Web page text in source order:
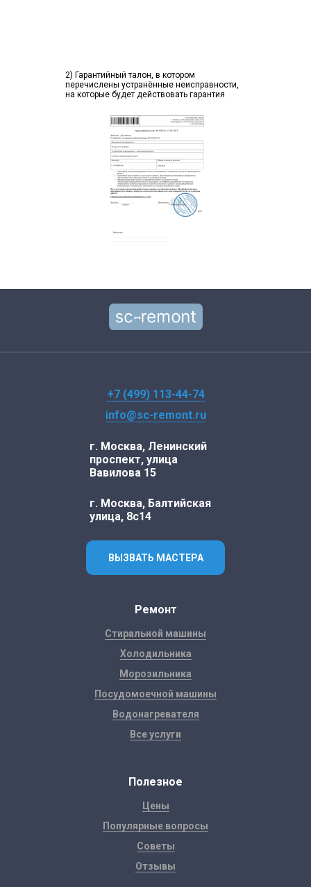
2) Гарантийный талон, в котором
перечислены устранённые неисправности,
на которые будет действовать гарантия
+7 (499) 113-44-74
info@sc-remont.ru
г. Москва, Ленинский
проспект, улица
Вавилова 15
г. Москва, Балтийская
улица, 8с14
ВЫЗВАТЬ МАСТЕРА
Ремонт
Стиральной машины
Холодильника
Морозильника
Посудомоечной машины
Водонагревателя
Все услуги
Полезное
Цены
Популярные вопросы
Советы
Отзывы